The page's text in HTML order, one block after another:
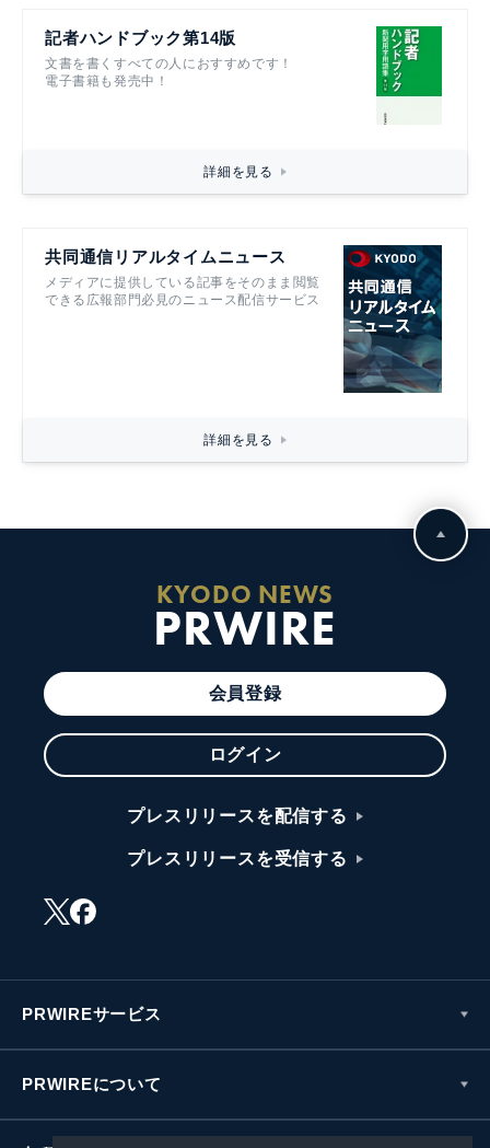
記者ハンドブック第14版
文書を書くすべての人におすすめです！
電子書籍も発売中！
詳細を見る
共同通信リアルタイムニュース
メディアに提供している記事をそのまま閲覧
できる広報部門必見のニュース配信サービス
詳細を見る
KYODO NEWS
PRWIRE
会員登録
ログイン
プレスリリースを配信する
プレスリリースを受信する
PRWIREサービス
PRWIREについて